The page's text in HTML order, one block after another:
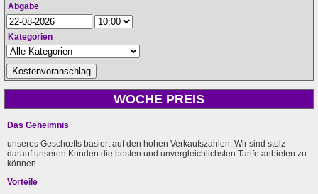
Abgabe
Kategorien
WOCHE PREIS
Das Geheimnis
unseres Geschœfts basiert auf den hohen Verkaufszahlen. Wir sind stolz
darauf unseren Kunden die besten und unvergleichlichsten Tarife anbieten zu
können.
Vorteile